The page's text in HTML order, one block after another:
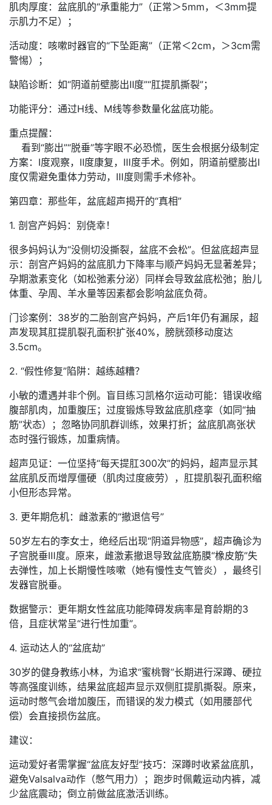
肌肉厚度：盆底肌的“承重能力”（正常＞5mm，＜3mm提
示肌力不足）；
活动度：咳嗽时器官的“下坠距离”（正常＜2cm，＞3cm需
警惕）；
缺陷诊断：如“阴道前壁膨出Ⅱ度”“肛提肌撕裂”；
功能评分：通过H线、M线等参数量化盆底功能。
重点提醒：
看到“膨出”“脱垂”等字眼不必恐慌，医生会根据分级制定
方案：Ⅰ度观察，Ⅱ度康复，Ⅲ度手术。例如，阴道前壁膨出Ⅰ
度仅需避免重体力劳动，Ⅲ度则需手术修补。
第四章：那些年，盆底超声揭开的“真相”
1. 剖宫产妈妈：别侥幸！
很多妈妈认为“没侧切没撕裂，盆底不会松”。但盆底超声显
示：剖宫产妈妈的盆底肌力下降率与顺产妈妈无显著差异；
孕期激素变化（如松弛素分泌）同样会导致盆底松弛；胎儿
体重、孕周、羊水量等因素都会影响盆底负荷。
门诊案例：38岁的二胎剖宫产妈妈，产后1年仍有漏尿，超
声发现其肛提肌裂孔面积扩张40%，膀胱颈移动度达
3.5cm。
2. “假性修复”陷阱：越练越糟？
小敏的遭遇并非个例。盲目练习凯格尔运动可能：错误收缩
腹部肌肉，加重腹压；过度锻炼导致盆底肌痉挛（如同“抽
筋”状态）；忽略协同肌群训练，效果打折；盆底肌高张状
态时强行锻炼，加重病情。
超声见证：一位坚持“每天提肛300次”的妈妈，超声显示其
盆底肌反而增厚僵硬（肌肉过度疲劳），肛提肌裂孔面积缩
小但形态异常。
3. 更年期危机：雌激素的“撤退信号”
50岁左右的李女士，绝经后出现“阴道异物感”，超声确诊为
子宫脱垂Ⅲ度。原来，雌激素撤退导致盆底筋膜“橡皮筋”失
去弹性，加上长期慢性咳嗽（她有慢性支气管炎），最终引
发器官脱垂。
数据警示：更年期女性盆底功能障碍发病率是育龄期的3
倍，且症状常呈“进行性加重”。
4. 运动达人的“盆底劫”
30岁的健身教练小林，为追求“蜜桃臀”长期进行深蹲、硬拉
等高强度训练，结果盆底超声显示双侧肛提肌撕裂。原来，
运动时憋气会增加腹压，而错误的发力模式（如用腰部代
偿）会直接损伤盆底。
建议：
运动爱好者需掌握“盆底友好型”技巧：深蹲时收紧盆底肌，
避免Valsalva动作（憋气用力）；跑步时佩戴运动内裤，减
少盆底震动；倒立前做盆底激活训练。